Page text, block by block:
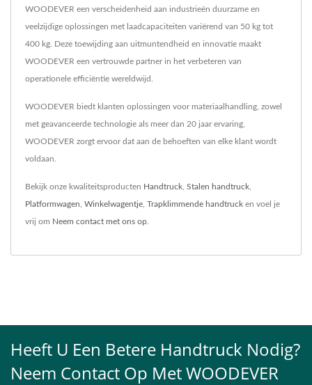
WOODEVER een verscheidenheid aan industrieën duurzame en
veelzijdige oplossingen met laadcapaciteiten variërend van 50 kg tot
400 kg. Deze toewijding aan uitmuntendheid en innovatie maakt
WOODEVER een vertrouwde partner in het verbeteren van
operationele efficiëntie wereldwijd.
WOODEVER biedt klanten oplossingen voor materiaalhandling, zowel
met geavanceerde technologie als meer dan 20 jaar ervaring,
WOODEVER zorgt ervoor dat aan de behoeften van elke klant wordt
voldaan.
Bekijk onze kwaliteitsproducten Handtruck Stalen handtruck
Platformwagen Winkelwagentje Trapklimmende handtruck en voel je
vrij om Neem contact met ons op
Heeft U Een Betere Handtruck Nodig?
Neem Contact Op Met WOODEVER